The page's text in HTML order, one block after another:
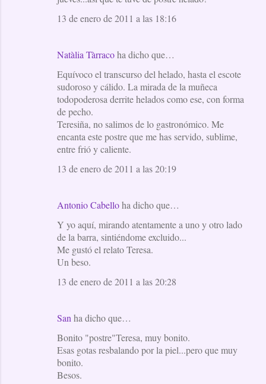
13 de enero de 2011 a las 18:16
Natàlia Tàrracoha dicho que…
Equívoco el transcurso del helado, hasta el escote
sudoroso y cálido. La mirada de la muñeca
todopoderosa derrite helados como ese, con forma
de pecho.
Teresiña, no salimos de lo gastronómico. Me
encanta este postre que me has servido, sublime,
entre frió y caliente.
13 de enero de 2011 a las 20:19
Antonio Cabelloha dicho que…
Y yo aquí, mirando atentamente a uno y otro lado
de la barra, sintiéndome excluido...
Me gustó el relato Teresa.
Un beso.
13 de enero de 2011 a las 20:28
San ha dicho que…
Bonito "postre"Teresa, muy bonito.
Esas gotas resbalando por la piel...pero que muy
bonito.
Besos.